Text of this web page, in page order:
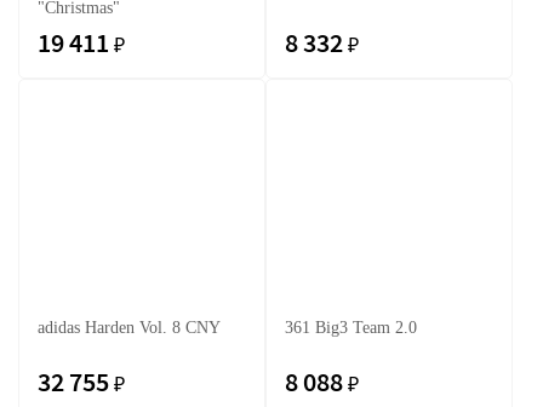
"Christmas"
19 411 ₽ 8 332 ₽
adidas Harden Vol. 8 CNY
32 755 ₽
361 Big3 Team 2.0
8 088 ₽